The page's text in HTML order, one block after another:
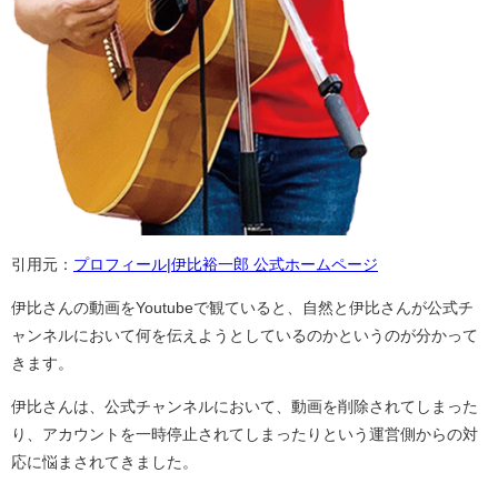
引用元： プロフィール|伊比裕一郎 公式ホームページ
伊比さんの動画をYoutubeで観ていると、自然と伊比さんが公式チ
ャンネルにおいて何を伝えようとしているのかというのが分かって
きます。
伊比さんは、公式チャンネルにおいて、動画を削除されてしまった
り、アカウントを一時停止されてしまったりという運営側からの対
応に悩まされてきました。